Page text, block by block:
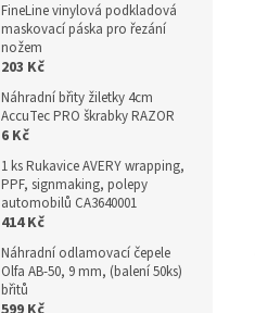
FineLine vinylová podkladová
maskovací páska pro řezání
nožem
203 Kč
Náhradní břity žiletky 4cm
AccuTec PRO škrabky RAZOR
6 Kč
1 ks Rukavice AVERY wrapping,
PPF, signmaking, polepy
automobilů CA3640001
414 Kč
Náhradní odlamovací čepele
Olfa AB-50, 9 mm, (balení 50ks)
břitů